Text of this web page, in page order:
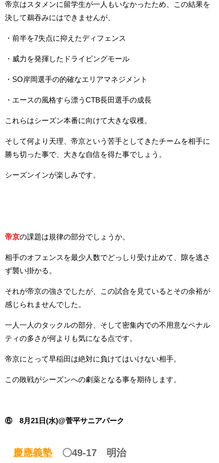
帝京はスタメンに留学生が一人もいなかったため、この結果を
決して鵜吞みにはできませんが、
・前半を7失点に抑えたディフェンス
・威力を発揮したドライビングモール
・SO岸岡選手の的確なエリアマネジメント
・エースの風格すら漂うCTB長田選手の成長
これらはシーズン本番に向けて大きな収穫。
そして何より天理、帝京という苦手としてきたチームを相手に
勝ち切った事で、大きな自信を得た事でしょう。
シーズンインが楽しみです。
帝京の課題は規律の部分でしょうか。
相手のオフェンスを最少人数でどっしり受け止めて、隙を逃さ
ず襲い掛かる。
それが帝京の強さでしたが、この試合を見ているとその余裕が
感じられませんでした。
一人一人のタックルの部分、そして密集内での不用意なペナル
ティの多さが何よりも気になる点です。
帝京にとって早稲田は絶対に負けてはいけない相手。
この敗戦がシーズンへの劇薬となる事を期待します。
⑥ 8月21日(水)@菅平サニアパーク
慶應義塾〇49-17 明治